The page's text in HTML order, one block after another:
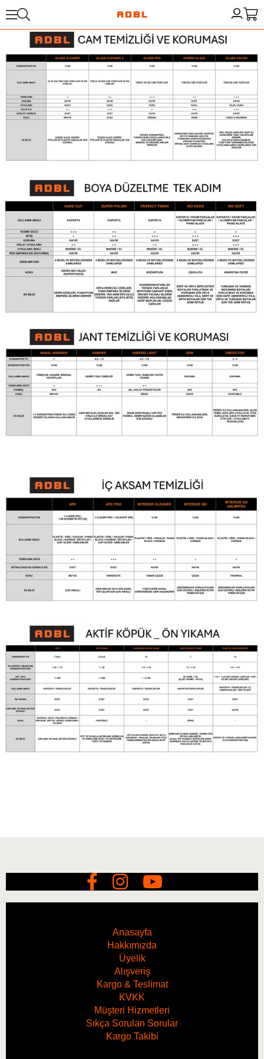
Anasayfa
Hakkımızda
Üyelik
Alışveriş
Kargo & Teslimat
KVKK
Müşteri Hizmetleri
Sıkça Sorulan Sorular
Kargo Takibi